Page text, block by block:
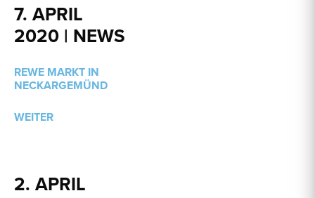
7. APRIL
2020 | NEWS
REWE MARKT IN
NECKARGEMÜND
WEITER
2. APRIL